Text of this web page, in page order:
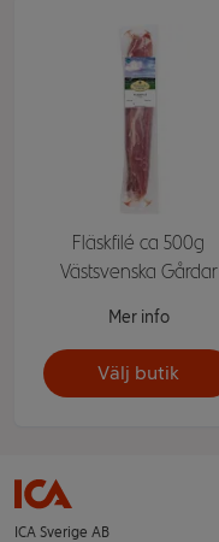
Fläskfilé ca 500g
Västsvenska Gårdar
Mer info
Välj butik
ICA Sverige AB